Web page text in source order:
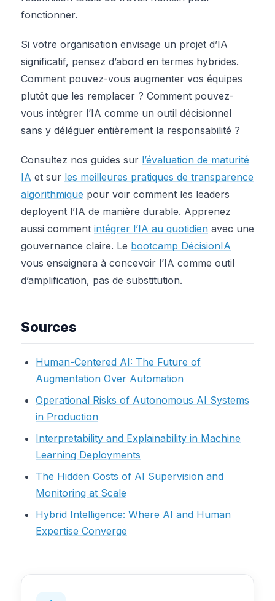
fonctionner.
Si votre organisation envisage un projet d’IA
significatif, pensez d’abord en termes hybrides.
Comment pouvez-vous augmenter vos équipes
plutôt que les remplacer ? Comment pouvez-
vous intégrer l’IA comme un outil décisionnel
sans y déléguer entièrement la responsabilité ?
Consultez nos guides sur l’évaluation de maturité
IA et sur les meilleures pratiques de transparence
algorithmique pour voir comment les leaders
deployent l’IA de manière durable. Apprenez
aussi comment intégrer l’IA au quotidien avec une
gouvernance claire. Le bootcamp DécisionIA
vous enseignera à concevoir l’IA comme outil
d’amplification, pas de substitution.
Sources
Human-Centered AI: The Future of
Augmentation Over Automation
Operational Risks of Autonomous AI Systems
in Production
Interpretability and Explainability in Machine
Learning Deployments
The Hidden Costs of AI Supervision and
Monitoring at Scale
Hybrid Intelligence: Where AI and Human
Expertise Converge